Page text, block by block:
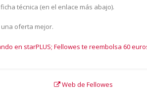
técnica (en el enlace más abajo).
una oferta mejor.
en starPLUS; Fellowes te reembolsa 60
Web de Fellowes